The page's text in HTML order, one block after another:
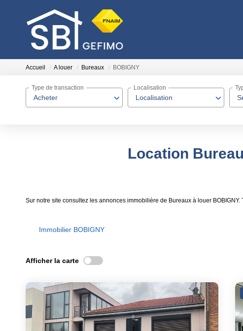
Accueil A louer Bureaux BOBIGNY
Acheter
Type de transaction
Localisation
Localisation
Location
Sur notre site consultez les annonces immobilière de Bureaux à louer
Immobilier BOBIGNY
Afficher la carte